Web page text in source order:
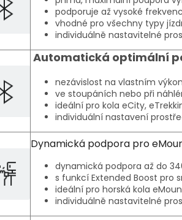
podporuje až vysoké
vhodné pro všechny typy
individuálně nastavitelné
Automatická optimální
nezávislost na vlastním
ve stoupáních nebo při
ideální pro kola eCity,
individuální nastavení
Dynamická podpora pro
dynamická podpora až do
s funkcí Extended Boost pro
ideální pro horská kola
individuálně nastavitelné